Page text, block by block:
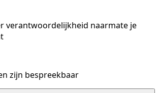
verantwoordelijkheid naarmate je
zijn bespreekbaar